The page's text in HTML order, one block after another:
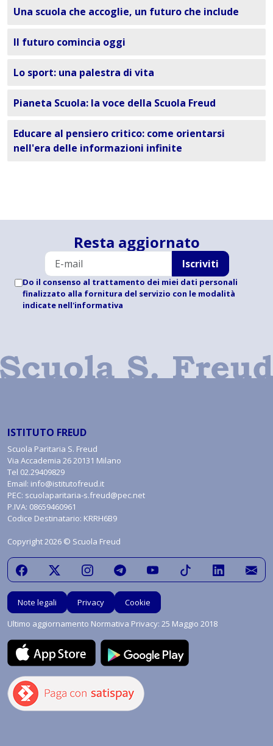
Una scuola che accoglie, un futuro che include
Il futuro comincia oggi
Lo sport: una palestra di vita
Pianeta Scuola: la voce della Scuola Freud
Educare al pensiero critico: come orientarsi
nell'era delle informazioni infinite
Resta aggiornato
Iscriviti
Do il consenso al trattamento dei miei dati personali
finalizzato alla fornitura del servizio con le modalità
indicate nell'informativa
ISTITUTO FREUD
Scuola Paritaria S. Freud
Via Accademia 26 20131 Milano
Tel 02.29409829
Email: info@istitutofreud.it
PEC: scuolaparitaria-s.freud@pec.net
P.IVA: 08659460961
Codice Destinatario: KRRH6B9
Copyright 2026 © Scuola Freud
Note legali Privacy
Cookie
Ultimo aggiornamento Normativa Privacy: 25 Maggio 2018